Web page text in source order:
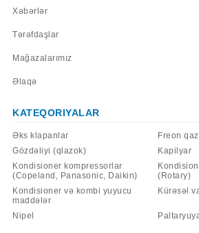
Xəbərlər
Tərəfdaşlar
Mağazalarımız
Əlaqə
KATEQORIYALAR
Əks klapanlar
Freon
Gözdəliyi (qlazok)
Kapilyar
Kondisioner kompressorlar
(Copeland, Panasonic, Daikin)
(Rotary)
Kondisioner və kombi yuyucu
maddələr
Kürəsəl
Nipel